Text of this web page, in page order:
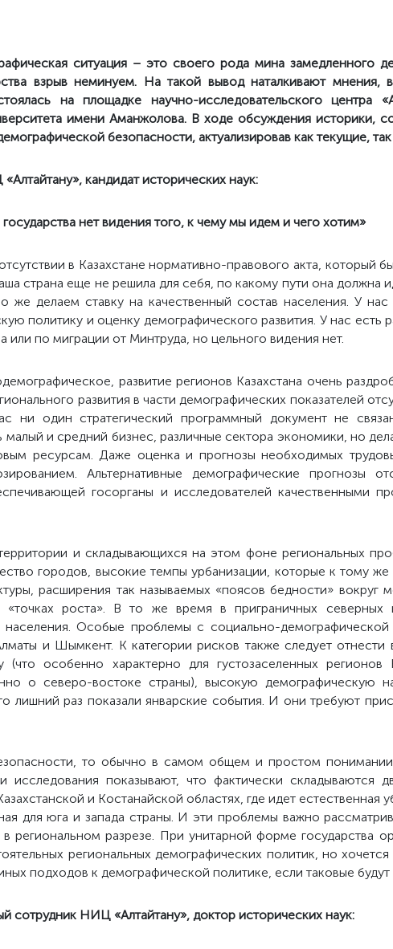
ситуация – это своего рода мина замедленного
взрыв неминуем. На такой вывод наталкивают мнения,
на площадке научно-исследовательского центра
имени Аманжолова. В ходе обсуждения историки,
безопасности, актуализировав как текущие,
кандидат исторических наук:
нет видения того, к чему мы идем и чего хотим»
в Казахстане нормативно-правового акта, который
страна еще не решила для себя, по какому пути она должна
же делаем ставку на качественный состав населения. У нас
политику и оценку демографического развития. У нас есть
по миграции от Минтруда, но цельного видения нет.
развитие регионов Казахстана очень
развития в части демографических показателей
один стратегический программный документ не
и средний бизнес, различные сектора экономики, но
ресурсам. Даже оценка и прогнозы необходимых
Альтернативные демографические прогнозы
госорганы и исследователей качественными
и складывающихся на этом фоне региональных
городов, высокие темпы урбанизации, которые к тому же
расширения так называемых «поясов бедности» вокруг
«точках роста». В то же время в приграничных северных
населения. Особые проблемы с социально-демографической
и Шымкент. К категории рисков также следует отнести
особенно характерно для густозаселенных регионов
о северо-востоке страны), высокую демографическую
лишний раз показали январские события. И они требуют
то обычно в самом общем и простом
исследования показывают, что фактически складываются
и Костанайской областях, где идет естественная
для юга и запада страны. И эти проблемы важно
в региональном разрезе. При унитарной форме государства
региональных демографических политик, но хочется
подходов к демографической политике, если таковые
сотрудник НИЦ «Алтайтану», доктор исторических наук: